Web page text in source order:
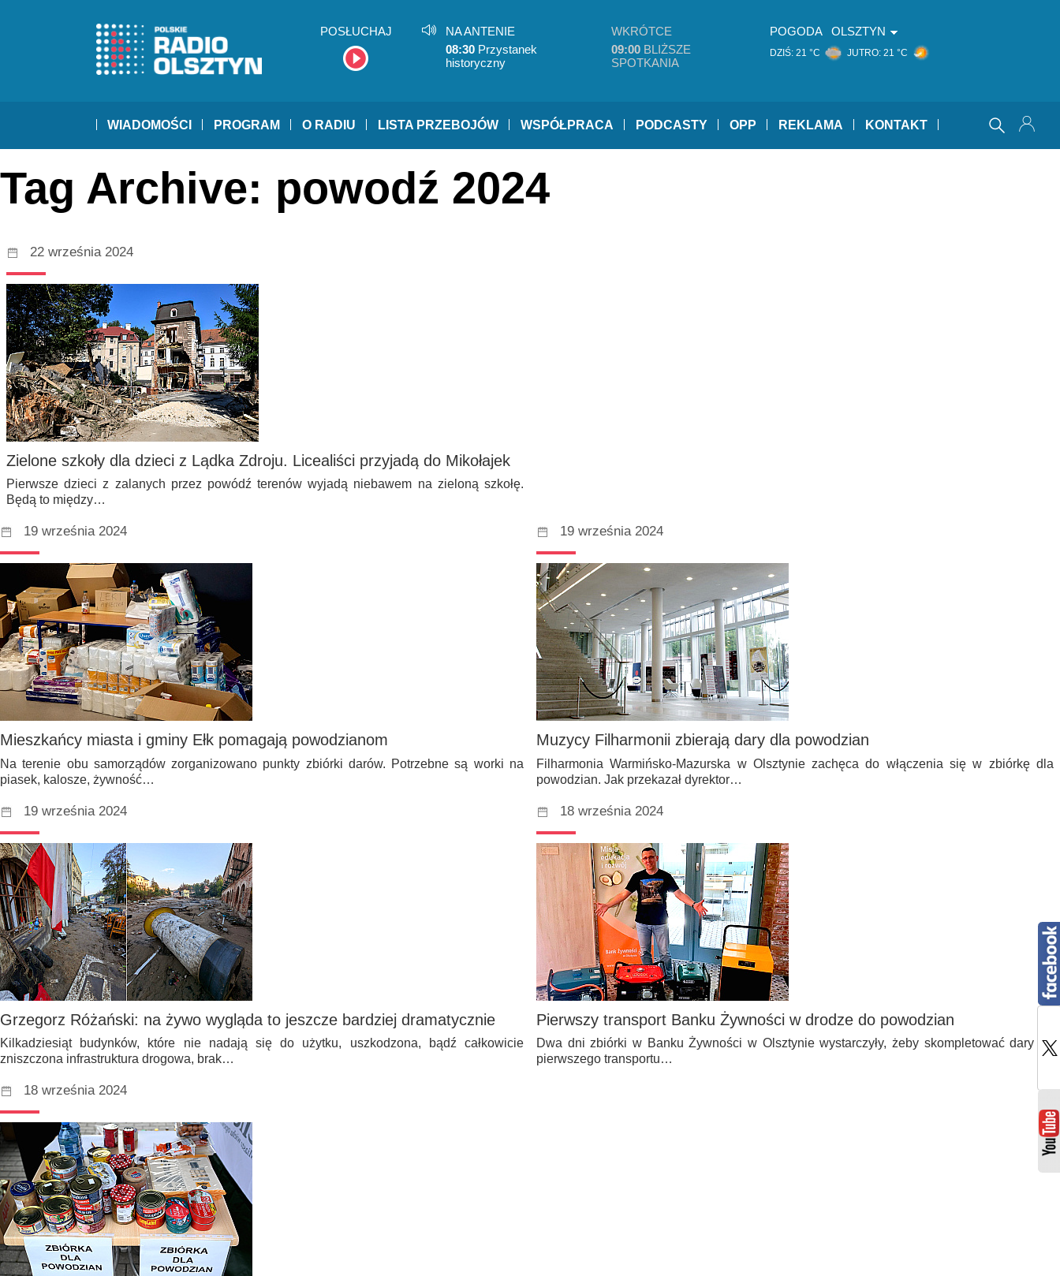
POSŁUCHAJ
NA ANTENIE
08:30 Przystanek
historyczny
WKRÓTCE
09:00 BLIŻSZE
SPOTKANIA
POGODA OLSZTYN
DZIŚ: 21 °C JUTRO: 21 °C
WIADOMOŚCI PROGRAM O RADIU LISTA PRZEBOJÓW WSPÓŁPRACA PODCASTY OPP REKLAMA KONTAKT
Tag Archive: powodź 2024
22 września 2024
Zielone szkoły dla dzieci z Lądka Zdroju. Licealiści przyjadą do Mikołajek
Pierwsze dzieci z zalanych przez powódź terenów wyjadą niebawem na zieloną szkołę.
Będą to między…
19 września 2024
Mieszkańcy miasta i gminy Ełk pomagają powodzianom
Na terenie obu samorządów zorganizowano punkty zbiórki darów. Potrzebne są worki na
piasek, kalosze, żywność…
19 września 2024
Muzycy Filharmonii zbierają dary dla powodzian
Filharmonia Warmińsko-Mazurska w Olsztynie zachęca do włączenia się w zbiórkę dla
powodzian. Jak przekazał dyrektor…
19 września 2024
Grzegorz Różański: na żywo wygląda to jeszcze bardziej dramatycznie
Kilkadziesiąt budynków, które nie nadają się do użytku, uszkodzona, bądź całkowicie
zniszczona infrastruktura drogowa, brak…
18 września 2024
Pierwszy transport Banku Żywności w drodze do powodzian
Dwa dni zbiórki w Banku Żywności w Olsztynie wystarczyły, żeby skompletować dary do
pierwszego transportu…
18 września 2024